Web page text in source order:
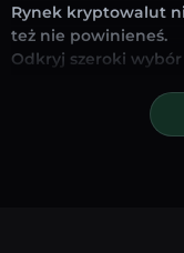
Rynek kryptowalut
też nie powinieneś.
Odkryj szeroki
tego, czy szukasz
altcoinów czy